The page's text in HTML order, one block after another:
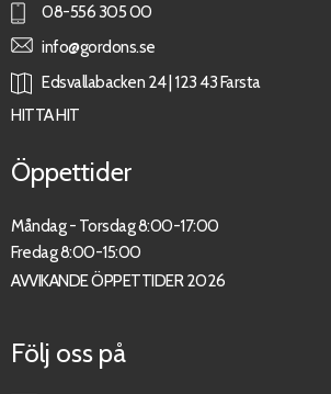
08-556 305 00
info@gordons.se
Edsvallabacken 24 | 123 43 Farsta
HITTA HIT
Öppettider
Måndag - Torsdag 8:00-17:00
Fredag 8:00-15:00
AVVIKANDE ÖPPETTIDER 2026
Följ oss på